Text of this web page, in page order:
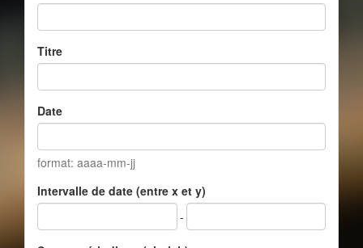
Titre
Date
format: aaaa-mm-jj
Intervalle de date (entre x et y)
-